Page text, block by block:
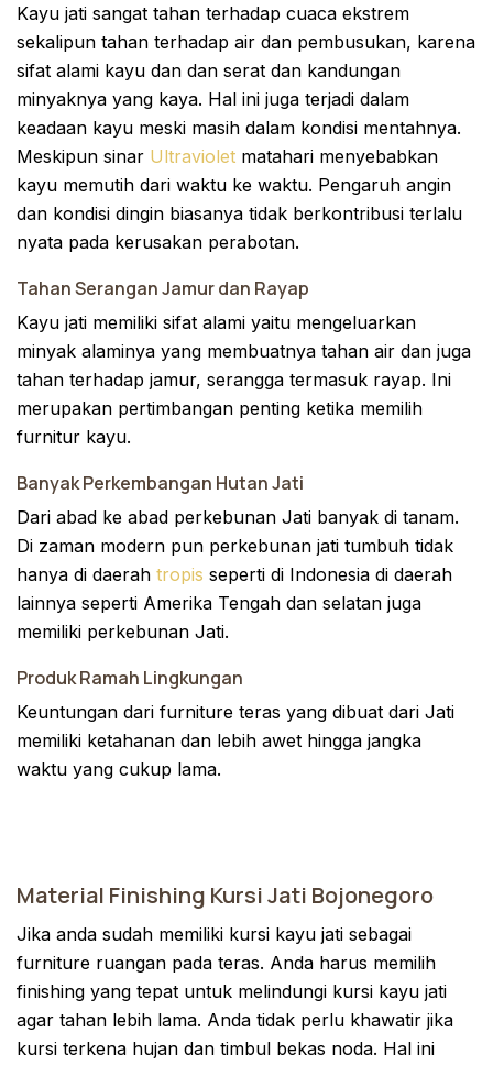
Kayu jati sangat tahan terhadap cuaca ekstrem
sekalipun tahan terhadap air dan pembusukan, karena
sifat alami kayu dan dan serat dan kandungan
minyaknya yang kaya. Hal ini juga terjadi dalam
keadaan kayu meski masih dalam kondisi mentahnya.
Meskipun sinar Ultraviolet matahari menyebabkan
kayu memutih dari waktu ke waktu. Pengaruh angin
dan kondisi dingin biasanya tidak berkontribusi terlalu
nyata pada kerusakan perabotan.
Tahan Serangan Jamur dan Rayap
Kayu jati memiliki sifat alami yaitu mengeluarkan
minyak alaminya yang membuatnya tahan air dan juga
tahan terhadap jamur, serangga termasuk rayap. Ini
merupakan pertimbangan penting ketika memilih
furnitur kayu.
Banyak Perkembangan Hutan Jati
Dari abad ke abad perkebunan Jati banyak di tanam.
Di zaman modern pun perkebunan jati tumbuh tidak
hanya di daerah tropis seperti di Indonesia di daerah
lainnya seperti Amerika Tengah dan selatan juga
memiliki perkebunan Jati.
Produk Ramah Lingkungan
Keuntungan dari furniture teras yang dibuat dari Jati
memiliki ketahanan dan lebih awet hingga jangka
waktu yang cukup lama.
Material Finishing Kursi Jati Bojonegoro
Jika anda sudah memiliki kursi kayu jati sebagai
furniture ruangan pada teras. Anda harus memilih
finishing yang tepat untuk melindungi kursi kayu jati
agar tahan lebih lama. Anda tidak perlu khawatir jika
kursi terkena hujan dan timbul bekas noda. Hal ini